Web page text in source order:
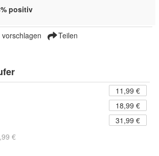
positiv
vorschlagen Teilen
11,99 €
18,99 €
31,99 €
€